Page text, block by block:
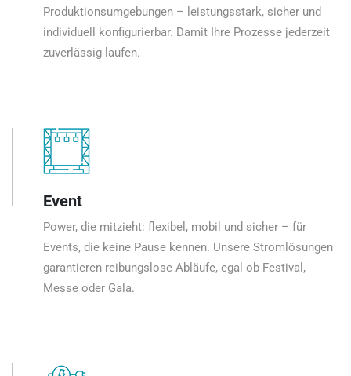
Produktionsumgebungen – leistungsstark, sicher und
individuell konfigurierbar. Damit Ihre Prozesse jederzeit
zuverlässig laufen.
Event
Power, die mitzieht: flexibel, mobil und sicher – für
Events, die keine Pause kennen. Unsere Stromlösungen
garantieren reibungslose Abläufe, egal ob Festival,
Messe oder Gala.